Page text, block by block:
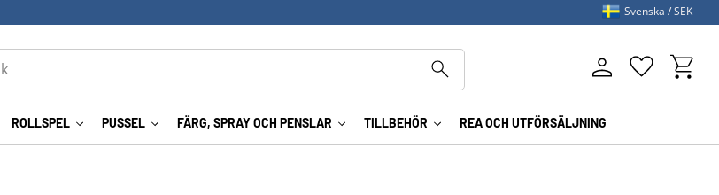
ROLLSPEL PUSSEL FÄRG, SPRAY OCH PENSLAR TILLBEHÖR REA OCH UTFÖRSÄLJNING
Favoriter
Svenska SEK